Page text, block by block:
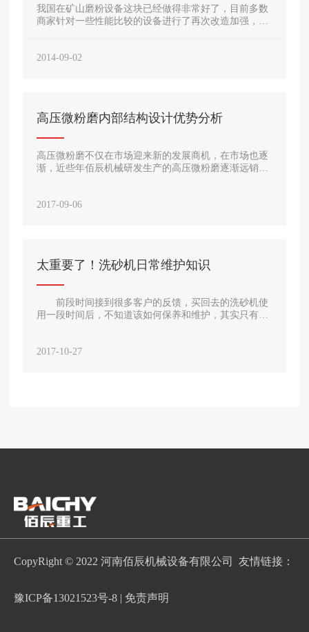
我国在矿山磨粉设备这块已经做得非常好了，目前多数
商家针对一些性能比较的设备进行了再次改造加强，使
2014-09-02
高压微粉磨内部结构设计优势分析
高压微粉磨不仅在市场迎来新的发展商机，在市场也逐
渐，近些年佰辰机械研发生产的高压微粉磨逐渐远销至
2017-09-06
太重要了！洗砂机日常维护知识
前段时间接到很多客户的反馈，买回去的洗砂机使
用一段时间后，不知道该如何保养和维护，其实只有保
2017-10-27
CopyRight © 2022 河南佰辰机械设备有限公司 友情链接：
豫ICP备13021523号-8 | 免责声明